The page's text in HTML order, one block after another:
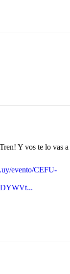
Y vos te lo vas a
evento/CEFU-